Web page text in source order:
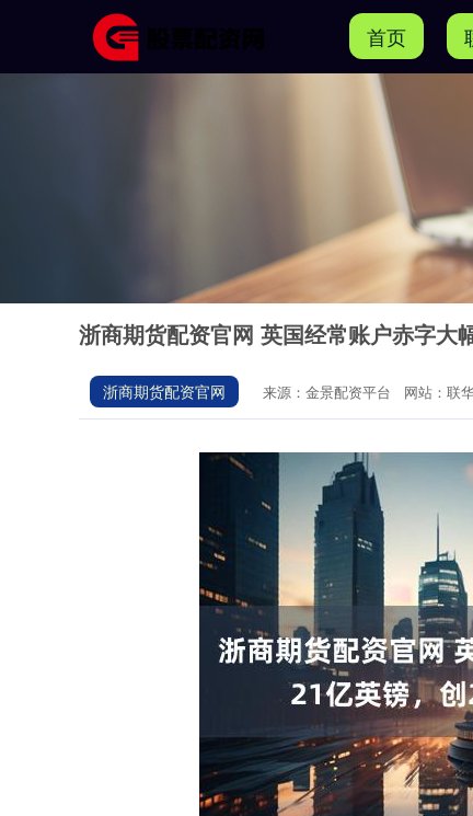
首页
浙商期货配资官网 英国经常账户赤字大
浙商期货配资官网 来源：金景配资平台 网站：联